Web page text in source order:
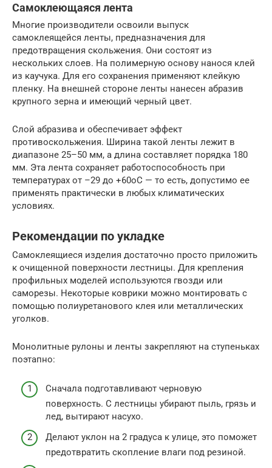
Самоклеющаяся лента
Многие производители освоили выпуск
самоклеящейся ленты, предназначения для
предотвращения скольжения. Они состоят из
нескольких слоев. На полимерную основу нанося клей
из каучука. Для его сохранения применяют клейкую
пленку. На внешней стороне ленты нанесен абразив
крупного зерна и имеющий черный цвет.
Слой абразива и обеспечивает эффект
противоскольжения. Ширина такой ленты лежит в
диапазоне 25–50 мм, а длина составляет порядка 180
мм. Эта лента сохраняет работоспособность при
температурах от –29 до +60oC — то есть, допустимо ее
применять практически в любых климатических
условиях.
Рекомендации по укладке
Самоклеящиеся изделия достаточно просто приложить
к очищенной поверхности лестницы. Для крепления
профильных моделей используются гвозди или
саморезы. Некоторые коврики можно монтировать с
помощью полиуретанового клея или металлических
уголков.
Монолитные рулоны и ленты закрепляют на ступеньках
поэтапно:
Сначала подготавливают черновую
поверхность. С лестницы убирают пыль, грязь и
лед, вытирают насухо.
Делают уклон на 2 градуса к улице, это поможет
предотвратить скопление влаги под резиной.